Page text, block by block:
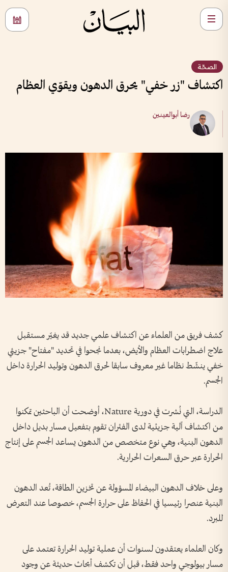
الصحّة
اكتشاف "زر خفي" يحرق الدهون ويقوّي العظام
رضا أبوالعينين
كشف فريق من العلماء عن اكتشاف علمي جديد قد يغيّر مستقبل
علاج اضطرابات العظام والأيض، بعدما نجحوا في تحديد "مفتاح" جزيئي
خفي ينشّط نظاما غير معروف سابقا لحرق الدهون وتوليد الحرارة داخل
الجسم.
الدراسة، التي نُشرت في دورية Nature، أوضحت أن الباحثين تمكنوا
من اكتشاف آلية جزيئية لدى الفئران تقوم بتفعيل مسار بديل داخل
الدهون البنية، وهي نوع متخصص من الدهون يساعد الجسم على إنتاج
الحرارة عبر حرق السعرات الحرارية.
وعلى خلاف الدهون البيضاء المسؤولة عن تخزين الطاقة، تُعد الدهون
البنية عنصرا رئيسيا في الحفاظ على حرارة الجسم، خصوصا عند التعرض
للبرد.
وكان العلماء يعتقدون لسنوات أن عملية توليد الحرارة تعتمد على
مسار بيولوجي واحد فقط، قبل أن تكشف أبحاث حديثة عن وجود